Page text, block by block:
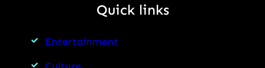
Quick links
Entertainment